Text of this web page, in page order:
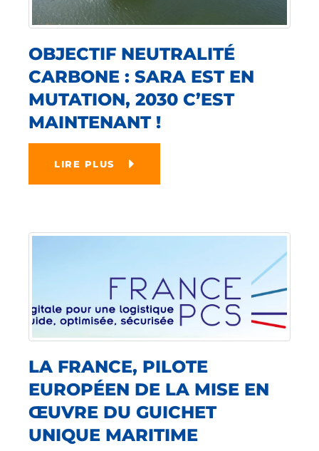
OBJECTIF NEUTRALITÉ
CARBONE : SARA EST EN
MUTATION, 2030 C’EST
MAINTENANT !
LIRE PLUS
LA FRANCE, PILOTE
EUROPÉEN DE LA MISE EN
ŒUVRE DU GUICHET
UNIQUE MARITIME